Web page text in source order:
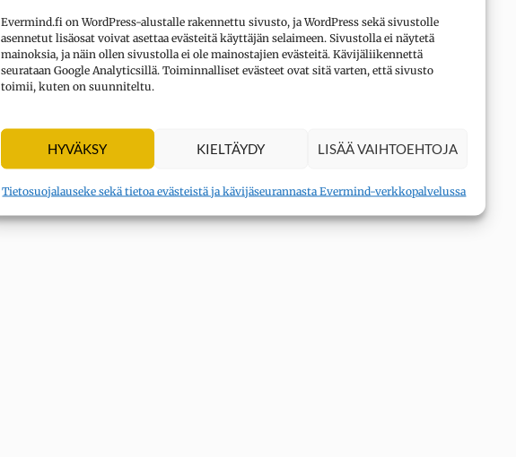
Evermind.fi on WordPress-alustalle rakennettu sivusto, ja WordPress sekä sivustolle
asennetut lisäosat voivat asettaa evästeitä käyttäjän selaimeen. Sivustolla ei näytetä
mainoksia, ja näin ollen sivustolla ei ole mainostajien evästeitä. Kävijäliikennettä
seurataan Google Analyticsillä. Toiminnalliset evästeet ovat sitä varten, että sivusto
toimii, kuten on suunniteltu.
HYVÄKSY KIELTÄYDY LISÄÄ VAIHTOEHTOJA
Tietosuojalauseke sekä tietoa evästeistä ja kävijäseurannasta Evermind-verkkopalvelussa